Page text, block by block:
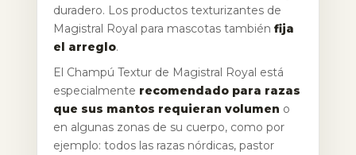
duradero. Los productos texturizantes de
Magistral Royal para mascotas también fija
el arreglo.
El Champú Textur de Magistral Royal está
especialmente recomendado para razas
que sus mantos requieran volumen o
en algunas zonas de su cuerpo, como por
ejemplo: todos las razas nórdicas, pastor